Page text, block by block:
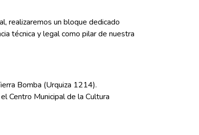
realizaremos un bloque dedicado
técnica y legal como pilar de nuestra
Bomba (Urquiza 1214).
Centro Municipal de la Cultura